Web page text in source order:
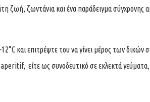
ζωή, ζωντάνια και ένα παράδειγμα σύγχρονης
και επιτρέψτε του να γίνει μέρος των δικών
είτε ως συνοδευτικό σε εκλεκτά